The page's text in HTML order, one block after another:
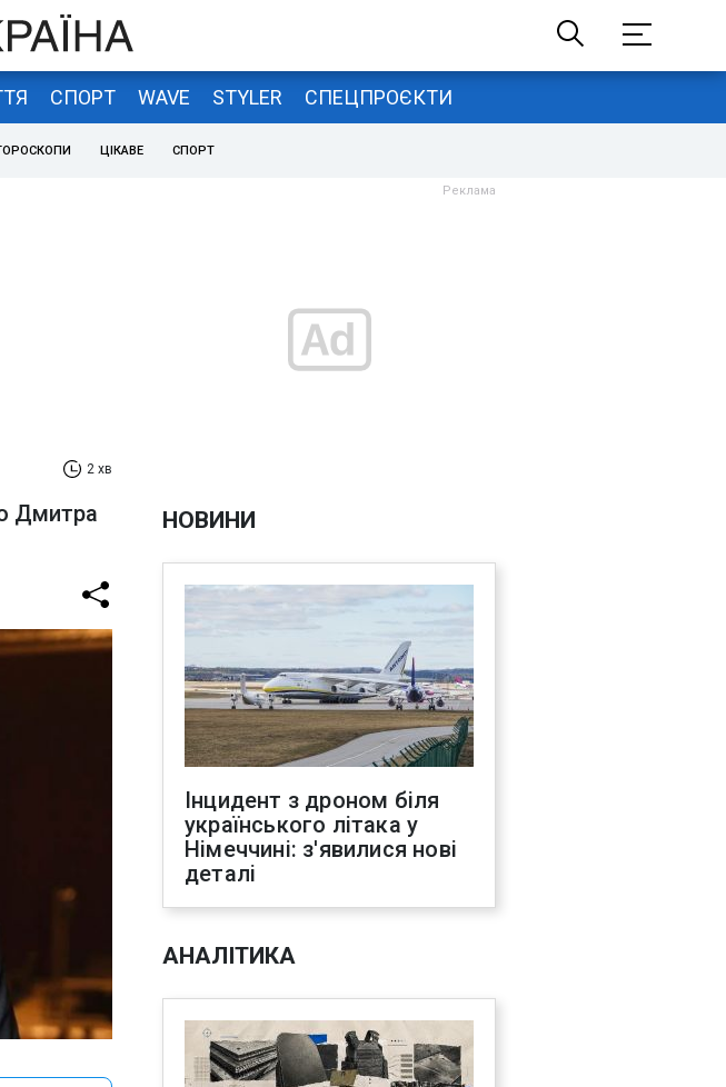
СПОРТ WAVE STYLER СПЕЦПРОЄКТИ
ЦІКАВЕ СПОРТ
2 хв
Дмитра
НОВИНИ
Інцидент з дроном біля
українського літака у
Німеччині: з'явилися нові
деталі
АНАЛІТИКА